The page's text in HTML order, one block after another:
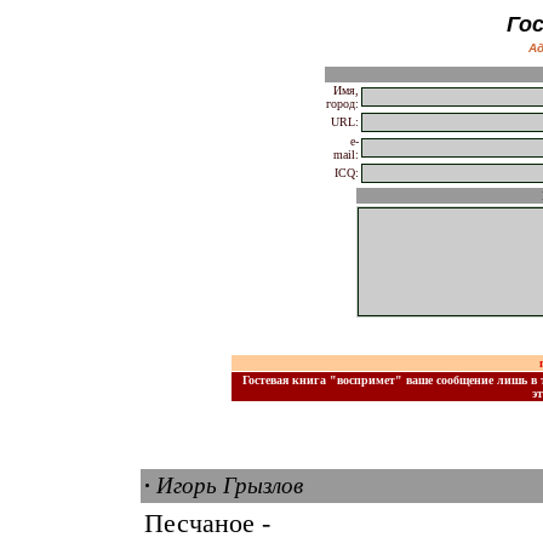
Имя,
город:
URL:
e-
mail:
ICQ:
Гостевая книга "воспримет" ваше сообщение лишь в
· Игорь Грызлов
Песчаное -